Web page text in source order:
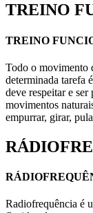
TREINO
TREINO
Todo o movimento
determinada tarefa
deve respeitar e
movimentos
empurrar, girar,
Radiofrequência é